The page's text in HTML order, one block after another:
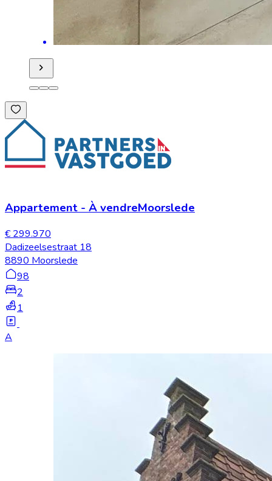
Appartement - À vendreMoorslede
€ 299.970
Dadizeelsestraat 18
8890 Moorslede
98
2
1
A